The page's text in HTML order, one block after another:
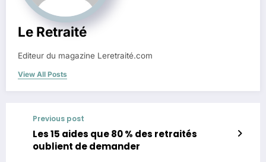
Le Retraité
Editeur du magazine Leretraité.com
View All Posts
Previous post
Les 15 aides que 80 % des retraités
oublient de demander